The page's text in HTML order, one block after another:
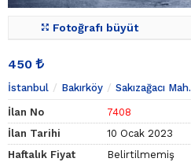
Fotoğrafı büyüt
450
İstanbul Bakırköy Sakızağacı Mah.
İlan No
7408
İlan Tarihi
10 Ocak 2023
Haftalık Fiyat
Belirtilmemiş